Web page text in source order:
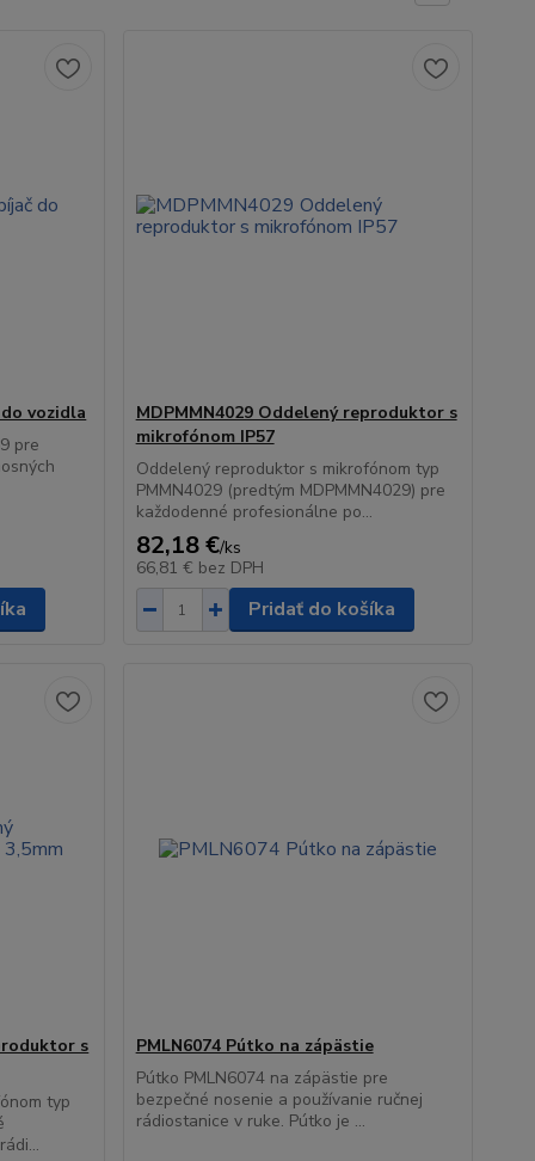
vozidla
pre
MDPMMN4029 Oddelený reproduktor s
mikrofónom IP57
Oddelený reproduktor s mikrofónom typ
PMMN4029 (predtým MDPMMN4029) pre
každodenné profesionálne po...
82,18 €/ks
66,81 € bez DPH
Pridať do košíka
s
typ
PMLN6074 Pútko na zápästie
Pútko PMLN6074 na zápästie pre
bezpečné nosenie a používanie ručnej
rádiostanice v ruke. Pútko je ...